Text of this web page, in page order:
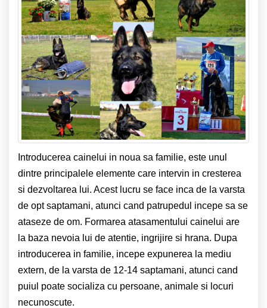
Introducerea cainelui in noua sa familie, este unul
dintre principalele elemente care intervin in cresterea
si dezvoltarea lui. Acest lucru se face inca de la varsta
de opt saptamani, atunci cand patrupedul incepe sa se
ataseze de om. Formarea atasamentului cainelui are
la baza nevoia lui de atentie, ingrijire si hrana. Dupa
introducerea in familie, incepe expunerea la mediu
extern, de la varsta de 12-14 saptamani, atunci cand
puiul poate socializa cu persoane, animale si locuri
necunoscute.